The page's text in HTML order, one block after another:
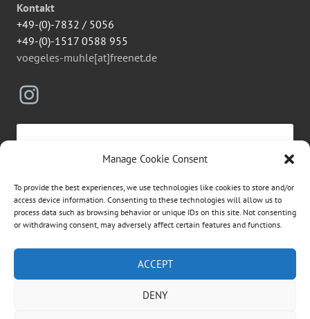
Manage Cookie Consent
To provide the best experiences, we use technologies like cookies to store and/or
access device information. Consenting to these technologies will allow us to
process data such as browsing behavior or unique IDs on this site. Not consenting
or withdrawing consent, may adversely affect certain features and functions.
ACCEPT
DENY
Kontakt
+49-(0)-7832 / 5056
+49-(0)-1517 0588 955
voegeles-muhle[at]freenet.de
Instagram
enable this content
Suchen